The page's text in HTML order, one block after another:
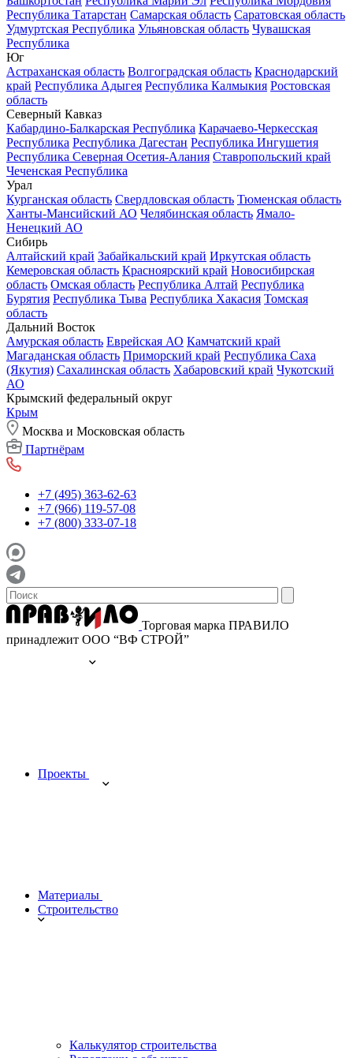
Республика Татарстан Самарская область Саратовская область
Удмуртская Республика Ульяновская область Чувашская
Республика
Юг
Астраханская область Волгоградская область Краснодарский
край Республика Адыгея Республика Калмыкия Ростовская
область
Северный Кавказ
Кабардино-Балкарская Республика Карачаево-Черкесская
Республика Республика Дагестан Республика Ингушетия
Республика Северная Осетия-Алания Ставропольский край
Чеченская Республика
Урал
Курганская область Свердловская область Тюменская область
Ханты-Мансийский АО Челябинская область Ямало-
Ненецкий АО
Сибирь
Алтайский край Забайкальский край Иркутская область
Кемеровская область Красноярский край Новосибирская
область Омская область Республика Алтай Республика
Бурятия Республика Тыва Республика Хакасия Томская
область
Дальний Восток
Амурская область Еврейская АО Камчатский край
Магаданская область Приморский край Республика Саха
(Якутия) Сахалинская область Хабаровский край Чукотский
АО
Крымский федеральный округ
Крым
Москва и Московская область
Партнёрам
+7 (495) 363-62-63
+7 (966) 119-57-08
+7 (800) 333-07-18
Торговая марка ПРАВИЛО
принадлежит ООО “ВФ СТРОЙ”
Проекты
Материалы
Строительство
Калькулятор строительства